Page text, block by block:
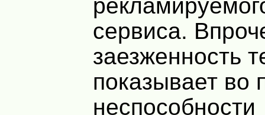
сервиса.
заезженность
показывает во
неспособности